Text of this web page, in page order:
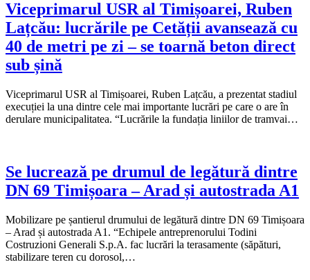
Viceprimarul USR al Timișoarei, Ruben
Lațcău: lucrările pe Cetății avansează cu
40 de metri pe zi – se toarnă beton direct
sub șină
Viceprimarul USR al Timișoarei, Ruben Lațcău, a prezentat stadiul
execuției la una dintre cele mai importante lucrări pe care o are în
derulare municipalitatea. “Lucrările la fundația liniilor de tramvai…
Se lucrează pe drumul de legătură dintre
DN 69 Timișoara – Arad și autostrada A1
Mobilizare pe șantierul drumului de legătură dintre DN 69 Timișoara
– Arad și autostrada A1. “Echipele antreprenorului Todini
Costruzioni Generali S.p.A. fac lucrări la terasamente (săpături,
stabilizare teren cu dorosol,…